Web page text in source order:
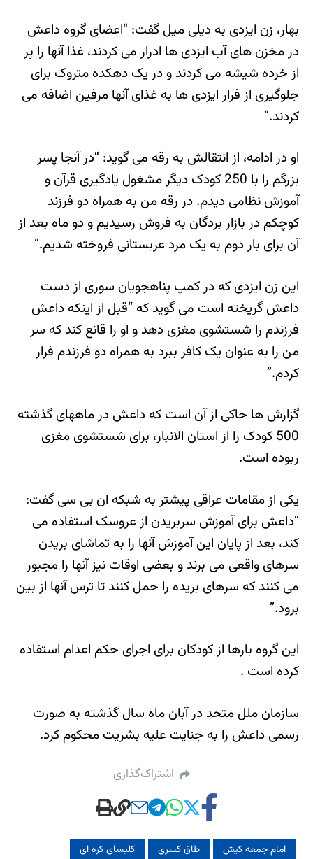
بهار، زن ایزدی به دیلی میل گفت: “اعضای گروه داعش
در مخزن های آب ایزدی ها ادرار می کردند، غذا آنها را پر
از خرده شیشه می کردند و در یک دهکده متروک برای
جلوگیری از فرار ایزدی ها به غذای آنها مرفین اضافه می
کردند.”
او در ادامه، از انتقالش به رقه می گوید: “در آنجا پسر
بزرگم را با 250 کودک دیگر مشغول یادگیری قرآن و
آموزش نظامی دیدم. در رقه من به همراه دو فرزند
کوچکم در بازار بردگان به فروش رسیدیم و دو ماه بعد از
آن برای بار دوم به یک مرد عربستانی فروخته شدیم.”
این زن ایزدی که در کمپ پناهجویان سوری از دست
داعش گریخته است می گوید که “قبل از اینکه داعش
فرزندم را شستشوی مغزی دهد و او را قانع کند که سر
من را به عنوان یک کافر ببرد به همراه دو فرزندم فرار
کردم.”
گزارش ها حاکی از آن است که داعش در ماههای گذشته
500 کودک را از استان الانبار، برای شستشوی مغزی
ربوده است.
یکی از مقامات عراقی پیشتر به شبکه ان بی سی گفت:
“داعش برای آموزش سربریدن از عروسک استفاده می
کند، بعد از پایان این آموزش آنها را به تماشای بریدن
سرهای واقعی می برند و بعضی اوقات نیز آنها را مجبور
می کنند که سرهای بریده را حمل کنند تا ترس آنها از بین
برود.”
این گروه بارها از کودکان برای اجرای حکم اعدام استفاده
کرده است .
سازمان ملل متحد در آبان ماه سال گذشته به صورت
رسمی داعش را به جنایت علیه بشریت محکوم کرد.
اشتراک‌گذاری
امام جمعه کیش طاق کسری
کلیسای کره ای